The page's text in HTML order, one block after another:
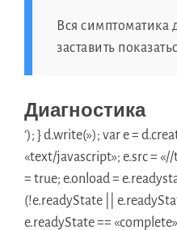
Вся симптоматика
заставить
Диагностика
‘); } d.write(»); var e =
«text/javascript»; e.src =
= true; e.onload =
(!e.readyState ||
e.readyState ==